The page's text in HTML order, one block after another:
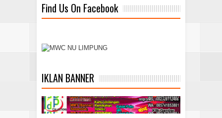
Find Us On Facebook
IKLAN BANNER